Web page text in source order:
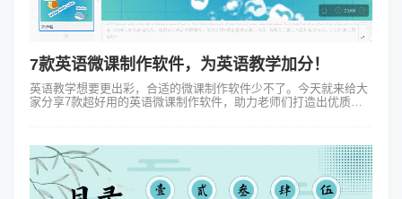
7款英语微课制作软件，为英语教学加分！
英语教学想要更出彩，合适的微课制作软件少不了。今天就来给大
家分享7款超好用的英语微课制作软件，助力老师们打造出优质的